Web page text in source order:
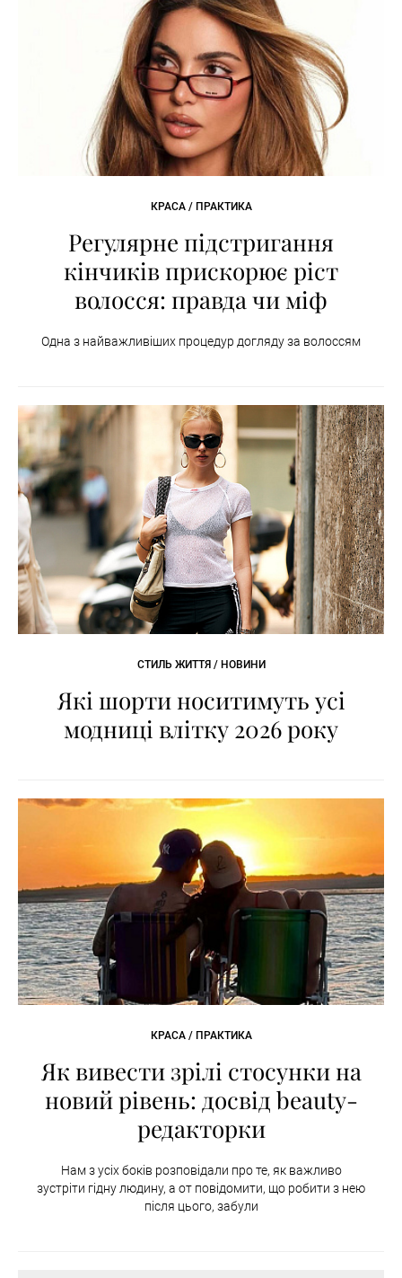
КРАСА / ПРАКТИКА
Регулярне підстригання
кінчиків прискорює ріст
волосся: правда чи міф
Одна з найважливіших процедур догляду за волоссям
СТИЛЬ ЖИТТЯ / НОВИНИ
Які шорти носитимуть усі
модниці влітку 2026 року
КРАСА / ПРАКТИКА
Як вивести зрілі стосунки на
новий рівень: досвід beauty-
редакторки
Нам з усіх боків розповідали про те, як важливо
зустріти гідну людину, а от повідомити, що робити з нею
після цього, забули